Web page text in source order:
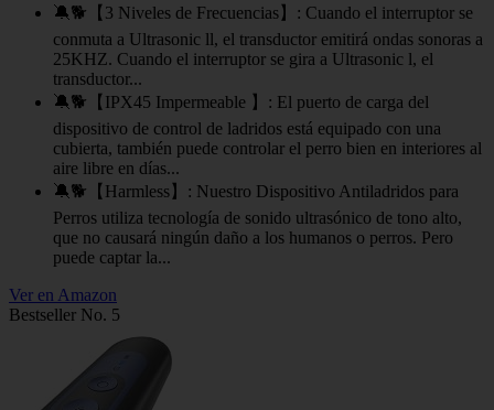
🔕🐕【3 Niveles de Frecuencias】: Cuando el interruptor se
conmuta a Ultrasonic ll, el transductor emitirá ondas sonoras a
25KHZ. Cuando el interruptor se gira a Ultrasonic l, el
transductor...
🔕🐕【IPX45 Impermeable 】: El puerto de carga del
dispositivo de control de ladridos está equipado con una
cubierta, también puede controlar el perro bien en interiores al
aire libre en días...
🔕🐕【Harmless】: Nuestro Dispositivo Antiladridos para
Perros utiliza tecnología de sonido ultrasónico de tono alto,
que no causará ningún daño a los humanos o perros. Pero
puede captar la...
Ver en Amazon
Bestseller No. 5